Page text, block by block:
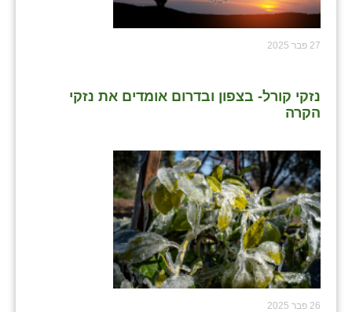
27 פבר 2025
נזקי קורל- בצפון ובדרום אומדים את נזקי
הקרה
26 פבר 2025